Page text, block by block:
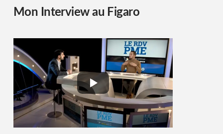
Mon Interview au Figaro